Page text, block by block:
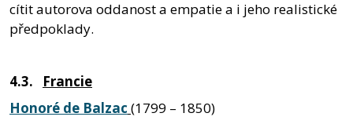
cítit autorova oddanost a empatie a i jeho realistické
předpoklady.
4.3. Francie
Honoré de Balzac (1799 – 1850)